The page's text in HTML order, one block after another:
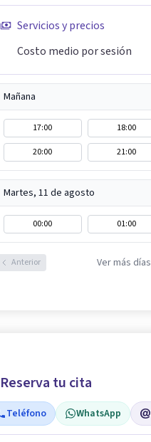
Servicios y precios
Costo medio por sesión
Mañana
17:00 18:00
20:00
21:00
Martes, 11 de agosto
00:00 01:00
Anterior Ver más días
Reserva tu cita
Teléfono WhatsApp